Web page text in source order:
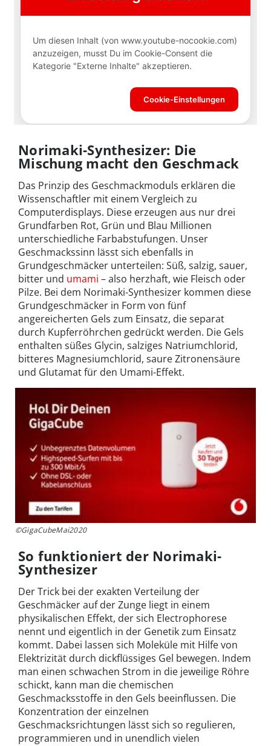
Norimaki-Synthesizer: Die
Mischung macht den Geschmack
Das Prinzip des Geschmackmoduls erklären die
Wissenschaftler mit einem Vergleich zu
Computerdisplays. Diese erzeugen aus nur drei
Grundfarben Rot, Grün und Blau Millionen
unterschiedliche Farbabstufungen. Unser
Geschmackssinn lässt sich ebenfalls in
Grundgeschmäcker unterteilen: Süß, salzig, sauer,
bitter und umami – also herzhaft, wie Fleisch oder
Pilze. Bei dem Norimaki-Synthesizer kommen diese
Grundgeschmäcker in Form von fünf
angereicherten Gels zum Einsatz, die separat
durch Kupferröhrchen gedrückt werden. Die Gels
enthalten süßes Glycin, salziges Natriumchlorid,
bitteres Magnesiumchlorid, saure Zitronensäure
und Glutamat für den Umami-Effekt.
©GigaCubeMai2020
So funktioniert der Norimaki-
Synthesizer
Der Trick bei der exakten Verteilung der
Geschmäcker auf der Zunge liegt in einem
physikalischen Effekt, der sich Electrophorese
nennt und eigentlich in der Genetik zum Einsatz
kommt. Dabei lassen sich Moleküle mit Hilfe von
Elektrizität durch dickflüssiges Gel bewegen. Indem
man einen schwachen Strom in die jeweilige Röhre
schickt, kann man die chemischen
Geschmacksstoffe in den Gels beeinflussen. Die
Konzentration der einzelnen
Geschmacksrichtungen lässt sich so regulieren,
programmieren und in unendlich vielen